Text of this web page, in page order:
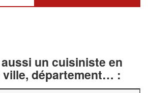
un cuisiniste en
département… :